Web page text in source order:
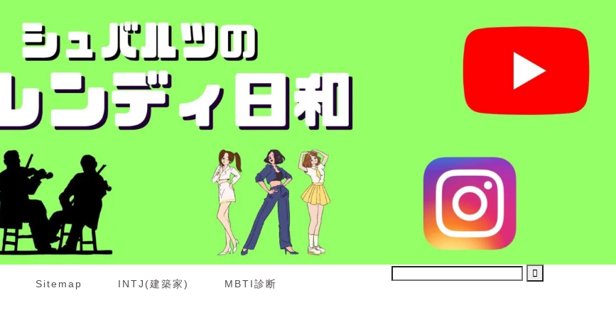
Sitemap INTJ(建築家) MBTI診断